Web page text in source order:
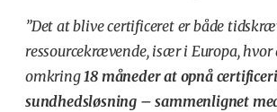
”Det at blive certificeret er både
ressourcekrævende, især i Europa, hvor
omkring 18 måneder at opnå
sundhedsløsning – sammenlignet